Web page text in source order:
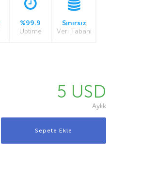
%99.9
Uptime
Sınırsız
Veri Tabanı
5 USD
Aylık